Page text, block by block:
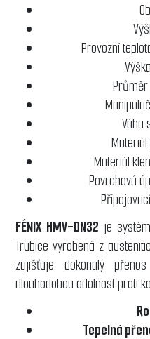
Provozní
Váha
Materiál
Materiál
Povrchová
FÉNIX HMV-DN32 je
Trubice vyrobená z
zajišťuje dokonalý
dlouhodobou odolnost proti
Tepelná